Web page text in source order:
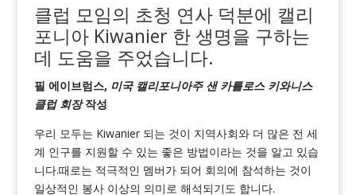
클럽 모임의 초청 연사 덕분에 캘리
포니아 Kiwanier 한 생명을 구하는
데 도움을 주었습니다.
필 에이브럼스, 미국 캘리포니아주 샌 카를로스 키와니스
클럽 회장작성
우리 모두는 Kiwanier 되는 것이 지역사회와 더 많은 전 세
계 인구를 지원할 수 있는 좋은 방법이라는 것을 알고 있습
니다.때로는 적극적인 멤버가 되어 회의에 참석하는 것이
일상적인 봉사 이상의 의미로 해석되기도 합니다.